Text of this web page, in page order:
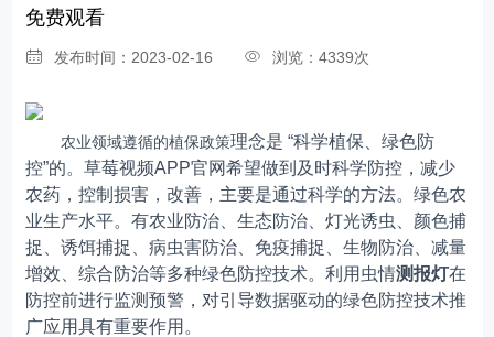
免费观看
发布时间：2023-02-16 浏览：4339次
农业领域遵循的植保政策理念是 “科学植保、绿色防
控”的。草莓视频APP官网希望做到及时科学防控，减少
农药，控制损害，改善，主要是通过科学的方法。绿色农
业生产水平。有农业防治、生态防治、灯光诱虫、颜色捕
捉、诱饵捕捉、病虫害防治、免疫捕捉、生物防治、减量
增效、综合防治等多种绿色防控技术。利用虫情测报灯在
防控前进行监测预警，对引导数据驱动的绿色防控技术推
广应用具有重要作用。